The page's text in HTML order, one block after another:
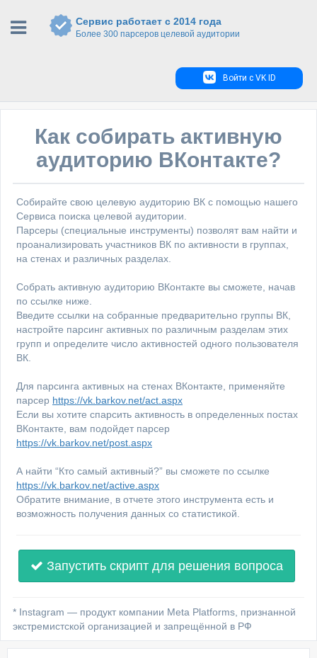
Сервис работает с 2014 года
Более 300 парсеров целевой аудитории
Войти с VK ID
Как собирать активную
аудиторию ВКонтакте?
Собирайте свою целевую аудиторию ВК с помощью нашего
Сервиса поиска целевой аудитории.
Парсеры (специальные инструменты) позволят вам найти и
проанализировать участников ВК по активности в группах,
на стенах и различных разделах.
Собрать активную аудиторию ВКонтакте вы сможете, начав
по ссылке ниже.
Введите ссылки на собранные предварительно группы ВК,
настройте парсинг активных по различным разделам этих
групп и определите число активностей одного пользователя
ВК.
Для парсинга активных на стенах ВКонтакте, применяйте
парсер https://vk.barkov.net/act.aspx
Если вы хотите спарсить активность в определенных постах
ВКонтакте, вам подойдет парсер
https://vk.barkov.net/post.aspx
А найти “Кто самый активный?” вы сможете по ссылке
https://vk.barkov.net/active.aspx
Обратите внимание, в отчете этого инструмента есть и
возможность получения данных со статистикой.
Запустить скрипт для решения вопроса
* Instagram — продукт компании Meta Platforms, признанной
экстремистской организацией и запрещённой в РФ